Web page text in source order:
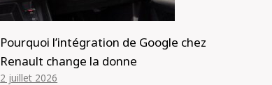
Pourquoi l’intégration de Google chez
Renault change la donne
2 juillet 2026